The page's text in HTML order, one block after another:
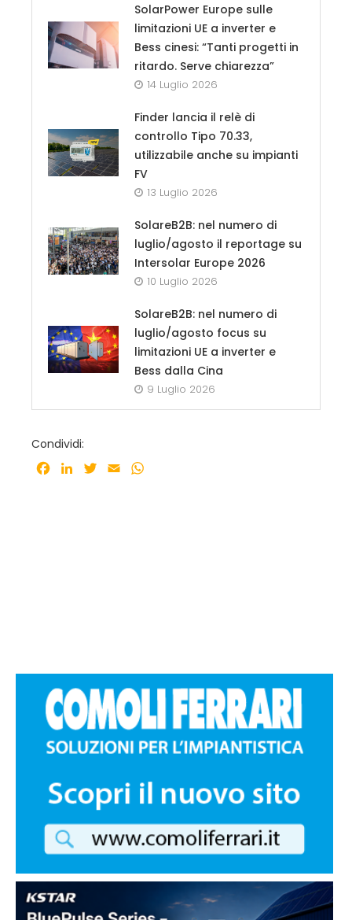
SolarPower Europe sulle
limitazioni UE a inverter e
Bess cinesi: “Tanti progetti in
ritardo. Serve chiarezza”
14 Luglio 2026
Finder lancia il relè di
controllo Tipo 70.33,
utilizzabile anche su impianti
FV
13 Luglio 2026
SolareB2B: nel numero di
luglio/agosto il reportage su
Intersolar Europe 2026
10 Luglio 2026
SolareB2B: nel numero di
luglio/agosto focus su
limitazioni UE a inverter e
Bess dalla Cina
9 Luglio 2026
Condividi:
Facebook
LinkedInTwitter
Email